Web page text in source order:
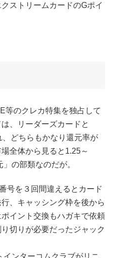
トリームカードのGポイ
等のクレカ特集を独占して
、リーダーズカードと
どちらもかなり還元率が
全体から見ると1.25～
の部類なのだが。
号を３回間違えるとカード
、キャッシング枠を後から
イント交換もハガキで依頼
切りが必要だったジャック